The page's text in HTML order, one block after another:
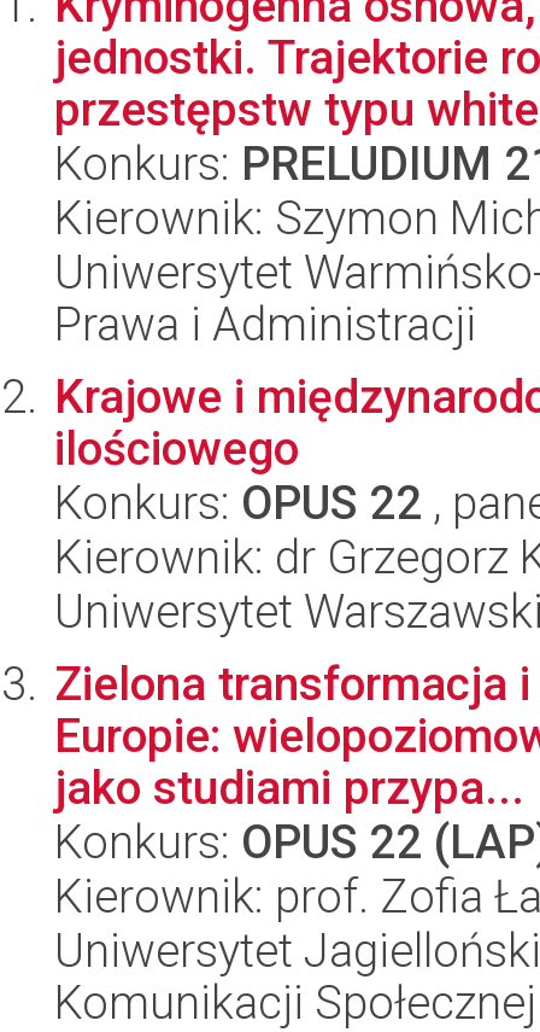
jednostki. Trajektorie
przestępstw typu
Konkurs: PRELUDIUM
Kierownik: Szymon
Uniwersytet
Prawa i Administracji
Krajowe i
ilościowego
Konkurs: OPUS 22 ,
Kierownik: dr Grzegorz
Uniwersytet
Zielona transformacja
Europie:
jako studiami przypa...
Konkurs: OPUS 22
Kierownik: prof. Zofia
Uniwersytet
Komunikacji Społecznej